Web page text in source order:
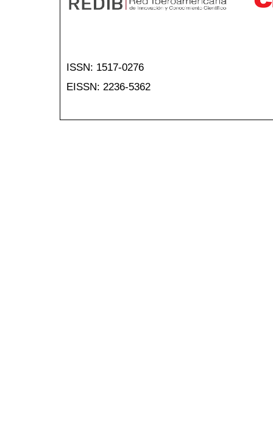
ISSN: 1517-0276
EISSN: 2236-5362